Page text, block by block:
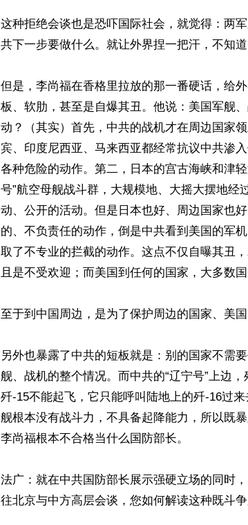
这种拒绝会谈也是恐吓国际社会，就觉得：两
共下一步要做什么。就让外界捏一把汗，不知道
但是，李尚福在香格里拉放的那一番硬话，给
板、软肋，甚至是自爆其丑。他说：美国军舰
动？（其实）首先，中共的战机才在周边国
宾、印度尼西亚、马来西亚都经常抗议中共渗
各种危险的动作。第二，日本的宫古海峡和津
号”航空母舰战斗群，大规模地、大摇大摆地
动、公开的活动。但是日本也好、周边国家也
的、不负责任的动作，倒是中共看到美国的军
取了不专业的拦截的动作。这点不仅自曝其丑
且是不受欢迎；而美国到任何的国家，大多数
至于到中国周边，是为了保护周边的国家、美
另外也暴露了中共的短板就是：别的国家不需
舰、战机的整个情况。而中共的“辽宁号”上边
歼-15不能起飞，它只能呼叫陆地上的歼-16过
舰根本没有战斗力，不具备起降能力，所以既
李尚福根本不合格当什么国防部长。
法广：就在中共国防部长展示强硬立场的同时
往北京与中方高层会谈，您如何解读这种既斗